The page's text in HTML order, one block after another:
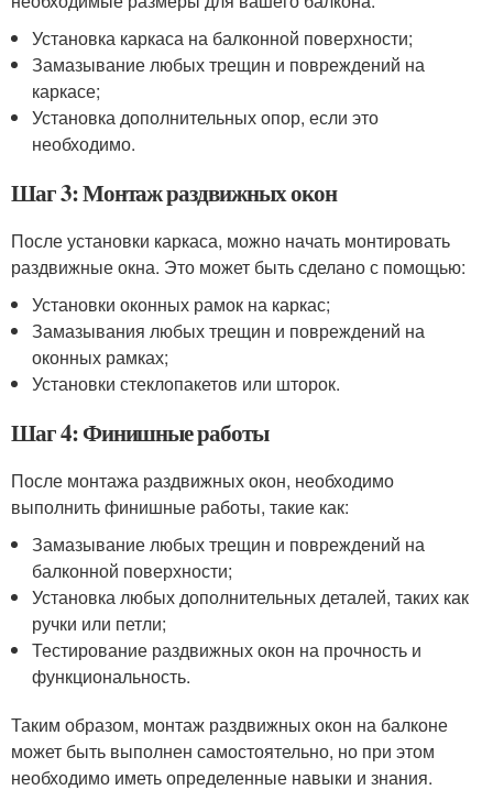
Установка каркаса на балконной поверхности;
Замазывание любых трещин и повреждений на
каркасе;
Установка дополнительных опор, если это
необходимо.
Шаг 3: Монтаж раздвижных окон
После установки каркаса, можно начать монтировать
раздвижные окна. Это может быть сделано с помощью:
Установки оконных рамок на каркас;
Замазывания любых трещин и повреждений на
оконных рамках;
Установки стеклопакетов или шторок.
Шаг 4: Финишные работы
После монтажа раздвижных окон, необходимо
выполнить финишные работы, такие как:
Замазывание любых трещин и повреждений на
балконной поверхности;
Установка любых дополнительных деталей, таких как
ручки или петли;
Тестирование раздвижных окон на прочность и
функциональность.
Таким образом, монтаж раздвижных окон на балконе
может быть выполнен самостоятельно, но при этом
необходимо иметь определенные навыки и знания.